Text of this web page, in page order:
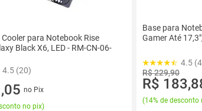
Cooler para Notebook Rise
Black X6, LED - RM-CN-06-
4.5 (20)
no Pix
no pix)
Base para
Gamer Até
4.5
R$ 229,90
R$
(14% de desconto